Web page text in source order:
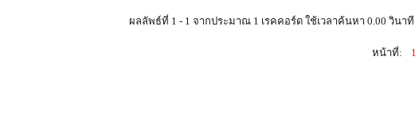
ผลลัพธ์ที่ 1 - 1 จากประมาณ 1 เรคคอร์ด ใช้เวลาค้นหา 0.00 วินาที
หน้าที่:
1